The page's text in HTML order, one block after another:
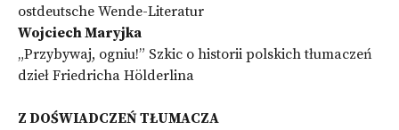
ostdeutsche Wende-Literatur
Wojciech Maryjka
„Przybywaj, ogniu!” Szkic o historii polskich tłumaczeń
dzieł Friedricha Hölderlina
Z DOŚWIADCZEŃ TŁUMACZA